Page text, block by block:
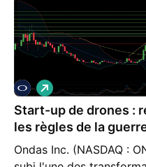
Start-up de drones :
les règles de la
Ondas Inc. (NASDAQ :
L
o
n
g